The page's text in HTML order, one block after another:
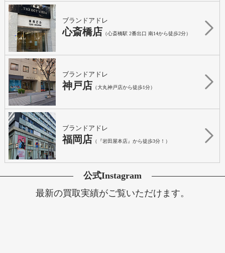
ブランドアドレ
心斎橋店 （心斎橋駅 2番出口 南14から徒歩2分）
ブランドアドレ
神戸店 （大丸神戸店から徒歩1分）
ブランドアドレ
福岡店 （『岩田屋本店』から徒歩3分！）
公式Instagram
最新の買取実績がご覧いただけます。